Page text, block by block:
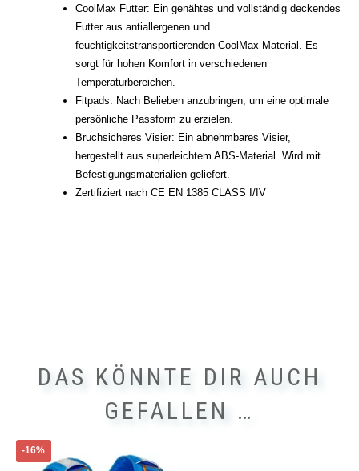
CoolMax Futter: Ein genähtes und vollständig deckendes
Futter aus antiallergenen und
feuchtigkeitstransportierenden CoolMax-Material. Es
sorgt für hohen Komfort in verschiedenen
Temperaturbereichen.
Fitpads: Nach Belieben anzubringen, um eine optimale
persönliche Passform zu erzielen.
Bruchsicheres Visier: Ein abnehmbares Visier,
hergestellt aus superleichtem ABS-Material. Wird mit
Befestigungsmaterialien geliefert.
Zertifiziert nach CE EN 1385 CLASS I/IV
DAS KÖNNTE DIR AUCH
GEFALLEN …
-16%
Dieses
Produkt